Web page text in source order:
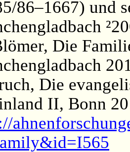
86–1667) und
Die
Die
II, Bonn